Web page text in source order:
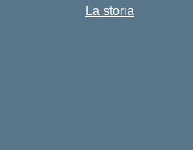
La storia